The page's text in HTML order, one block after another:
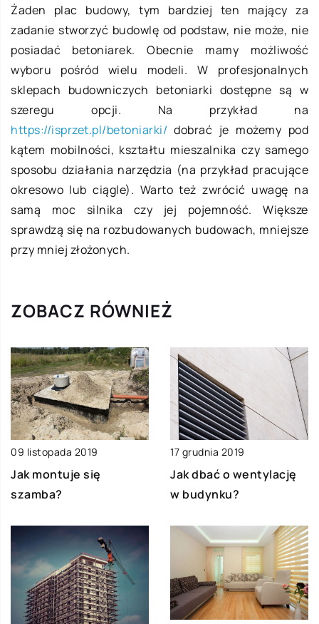
Żaden plac budowy, tym bardziej ten mający za
zadanie stworzyć budowlę od podstaw, nie może, nie
posiadać betoniarek. Obecnie mamy możliwość
wyboru pośród wielu modeli. W profesjonalnych
sklepach budowniczych betoniarki dostępne są w
szeregu opcji. Na przykład na
https://isprzet.pl/betoniarki/ dobrać je możemy pod
kątem mobilności, kształtu mieszalnika czy samego
sposobu działania narzędzia (na przykład pracujące
okresowo lub ciągle). Warto też zwrócić uwagę na
samą moc silnika czy jej pojemność. Większe
sprawdzą się na rozbudowanych budowach, mniejsze
przy mniej złożonych.
ZOBACZ RÓWNIEŻ
09 listopada 2019
Jak montuje się
szamba?
17 grudnia 2019
Jak dbać o wentylację
w budynku?